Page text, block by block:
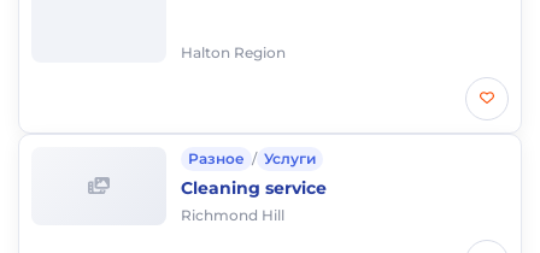
Halton Region
Разное / Услуги
Cleaning service
Richmond Hill